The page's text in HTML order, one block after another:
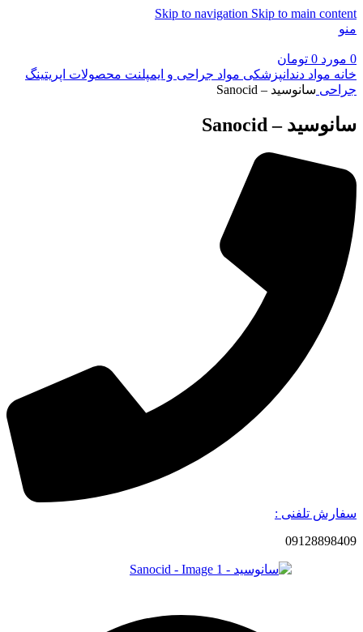
Skip to navigation Skip to main content
منو
0 مورد 0 تومان
خانه مواد دندانپزشکی مواد جراحی و ایمپلنت محصولات اپریتینگ
جراحی سانوسید – Sanocid
سانوسید – Sanocid
سفارش تلفنی :
09128898409